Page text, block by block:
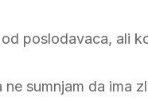
poslodavaca, ali
sumnjam da ima